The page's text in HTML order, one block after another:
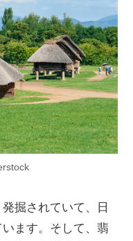
掘されていて、日
ます。そして、翡